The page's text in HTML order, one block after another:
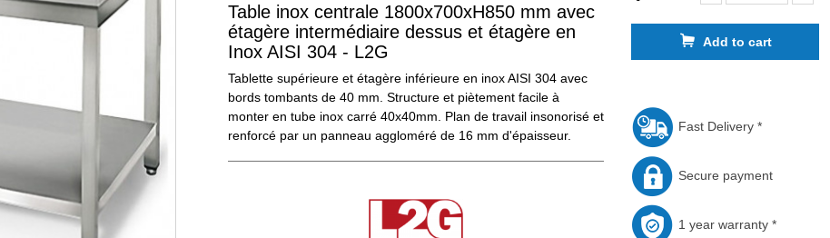
Table inox centrale 1800x700xH850 mm avec
étagère intermédiaire dessus et étagère en
Inox AISI 304 - L2G
Tablette supérieure et étagère inférieure en inox AISI 304 avec
bords tombants de 40 mm. Structure et piètement facile à
monter en tube inox carré 40x40mm. Plan de travail insonorisé et
renforcé par un panneau aggloméré de 16 mm d'épaisseur.
Add to cart
Fast Delivery *
Secure payment
1 year warranty *